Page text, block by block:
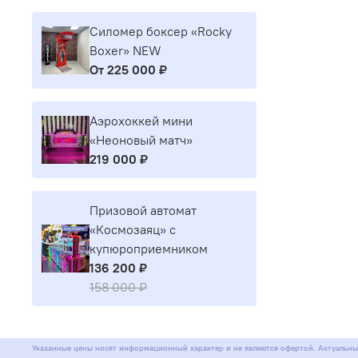
Силомер боксер «Rocky
Boxer» NEW
От 225 000 ₽
Аэрохоккей мини
«Неоновый матч»
219 000 ₽
Призовой автомат
«Космозаяц» с
купюроприемником
136 200 ₽
158 000 ₽
Указанные цены носят информационный характер и не являются офертой.